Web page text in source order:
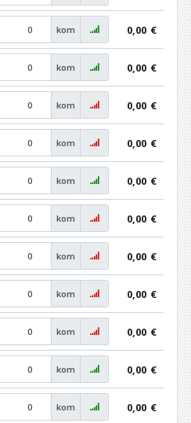
kom 0,00 €
kom 0,00 €
kom 0,00 €
kom 0,00 €
kom 0,00 €
kom 0,00 €
kom 0,00 €
kom 0,00 €
kom 0,00 €
kom 0,00 €
kom 0,00 €